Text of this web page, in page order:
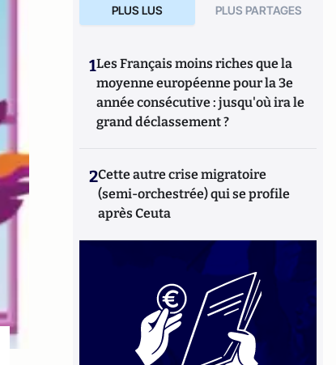
PLUS LUS PLUS PARTAGES
1Les Français moins riches que la
moyenne européenne pour la 3e
année consécutive : jusqu'où ira le
grand déclassement ?
2Cette autre crise migratoire
(semi-orchestrée) qui se profile
après Ceuta